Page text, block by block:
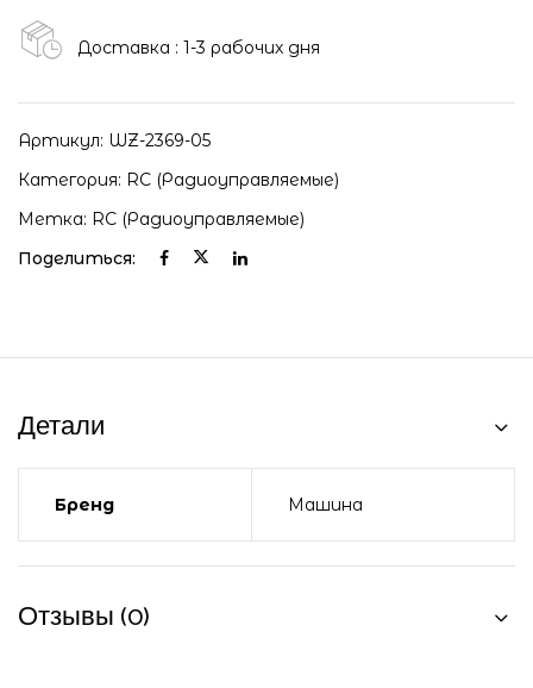
Доставка : 1-3 рабочих дня
Артикул: WZ-2369-05
Категория: RC (радиоуправляемые)
Метка: RC (радиоуправляемые)
Поделиться:
Детали
Бренд Машина
Отзывы (0)